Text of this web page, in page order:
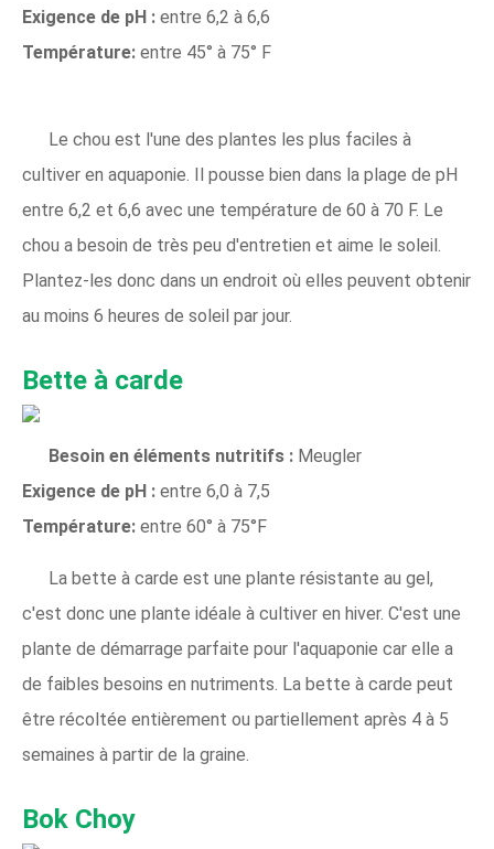
Exigence de pH : entre 6,2 à 6,6
Température: entre 45° à 75° F
Le chou est l'une des plantes les plus faciles à
cultiver en aquaponie. Il pousse bien dans la plage de pH
entre 6,2 et 6,6 avec une température de 60 à 70 F. Le
chou a besoin de très peu d'entretien et aime le soleil.
Plantez-les donc dans un endroit où elles peuvent obtenir
au moins 6 heures de soleil par jour.
Bette à carde
Besoin en éléments nutritifs : Meugler
Exigence de pH : entre 6,0 à 7,5
Température: entre 60° à 75°F
La bette à carde est une plante résistante au gel,
c'est donc une plante idéale à cultiver en hiver. C'est une
plante de démarrage parfaite pour l'aquaponie car elle a
de faibles besoins en nutriments. La bette à carde peut
être récoltée entièrement ou partiellement après 4 à 5
semaines à partir de la graine.
Bok Choy